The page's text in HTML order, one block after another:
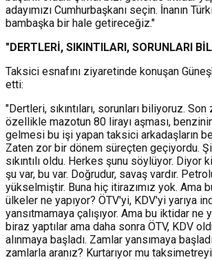
adayımızı Cumhurbaşkanı seçin. İnanın
bambaşka bir hale getireceğiz."
"DERTLERİ, SIKINTILARI, SORUNLARI
Taksici esnafını ziyaretinde konuşan
etti:
"Dertleri, sıkıntıları, sorunları biliyoruz.
özellikle mazotun 80 lirayı aşması,
gelmesi bu işi yapan taksici arkadaşların
Zaten zor bir dönem süreçten geçiyordu.
sıkıntılı oldu. Herkes şunu söylüyor. Diyor
şu var, bu var. Doğrudur, savaş vardır.
yükselmiştir. Buna hiç itirazımız yok. Ama
ülkeler ne yapıyor? ÖTV'yi, KDV'yi yarıya
yansıtmamaya çalışıyor. Ama bu iktidar ne
biraz yaptılar ama daha sonra ÖTV, KDV
alınmaya başladı. Zamlar yansımaya
zamlarla aranız? Kurtarıyor mu